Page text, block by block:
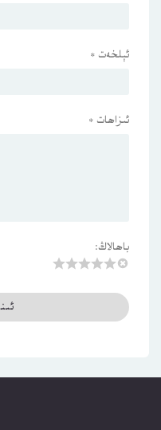
ئېلخەت *
ئىزاھات *
باھالاڭ: